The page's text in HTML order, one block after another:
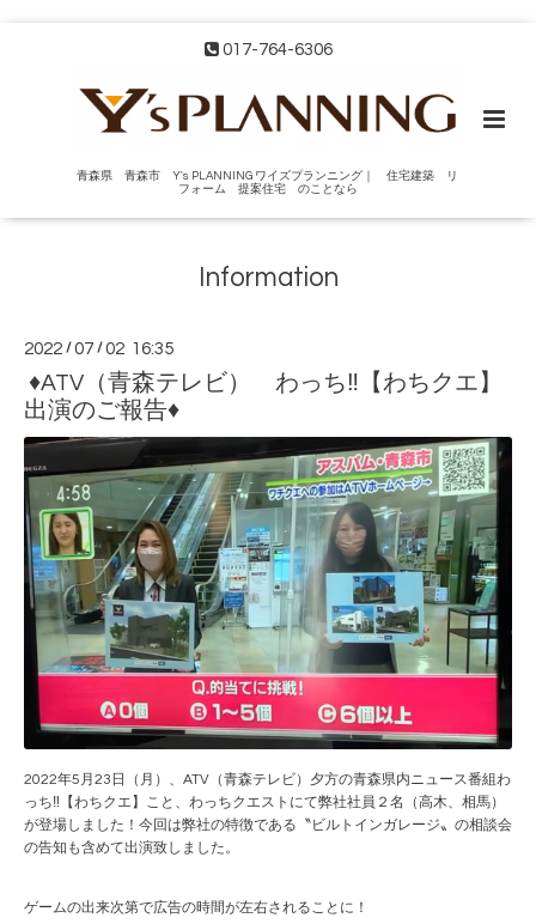
017-764-6306
青森県 青森市 Y's PLANNING ワイズプランニング｜ 住宅建築 リ
フォーム 提案住宅 のことなら
Information
2022 /07 /02 16:35
♦ATV（青森テレビ） わっち‼【わちクエ】
出演のご報告♦
2022年5月23日（月）、ATV（青森テレビ）夕方の青森県内ニュース番組わ
っち‼【わちクエ】こと、わっちクエストにて弊社社員２名（高木、相馬）
が登場しました！今回は弊社の特徴である〝ビルトインガレージ〟の相談会
の告知も含めて出演致しました。
ゲームの出来次第で広告の時間が左右されることに！